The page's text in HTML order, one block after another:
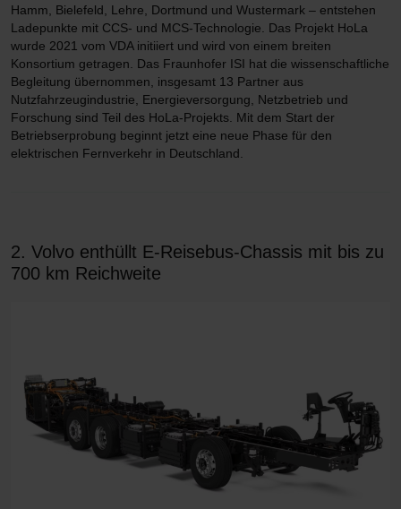
Hamm, Bielefeld, Lehre, Dortmund und Wustermark – entstehen
Ladepunkte mit CCS- und MCS-Technologie. Das Projekt HoLa
wurde 2021 vom VDA initiiert und wird von einem breiten
Konsortium getragen. Das Fraunhofer ISI hat die wissenschaftliche
Begleitung übernommen, insgesamt 13 Partner aus
Nutzfahrzeugindustrie, Energieversorgung, Netzbetrieb und
Forschung sind Teil des HoLa-Projekts. Mit dem Start der
Betriebserprobung beginnt jetzt eine neue Phase für den
elektrischen Fernverkehr in Deutschland.
2. Volvo enthüllt E-Reisebus-Chassis mit bis zu
700 km Reichweite